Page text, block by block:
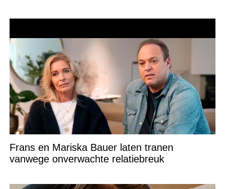
Frans en Mariska Bauer laten tranen
vanwege onverwachte relatiebreuk